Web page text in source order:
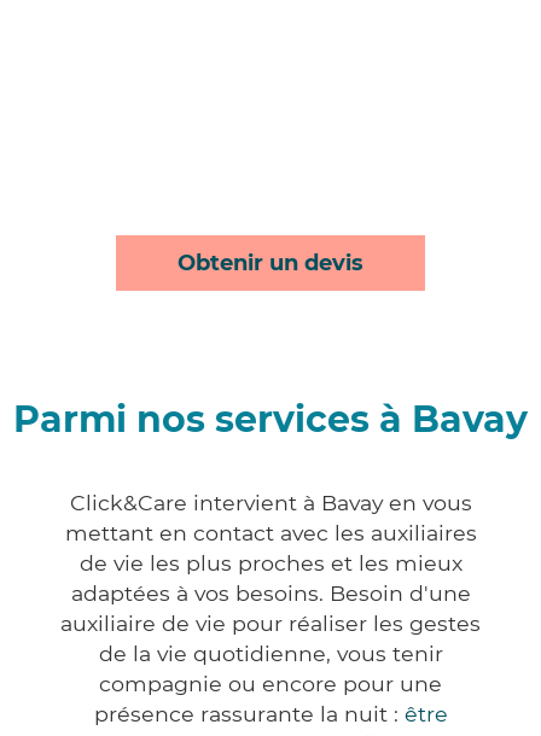
Obtenir un devis
Parmi nos services à Bavay
Click&Care intervient à Bavay en vous
mettant en contact avec les auxiliaires
de vie les plus proches et les mieux
adaptées à vos besoins. Besoin d'une
auxiliaire de vie pour réaliser les gestes
de la vie quotidienne, vous tenir
compagnie ou encore pour une
présence rassurante la nuit : être